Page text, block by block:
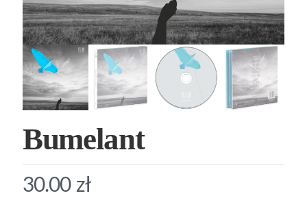
Bumelant
30.00 zł